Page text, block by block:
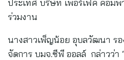
ประเทศ บริษัท เพอร์เฟค คอมพ
ร่วมงาน
นางสาวเพ็ญน้อย อุบลวัฒนา รอ
จัดการ บมจ.ซีพี ออลล์ กล่าวว่า